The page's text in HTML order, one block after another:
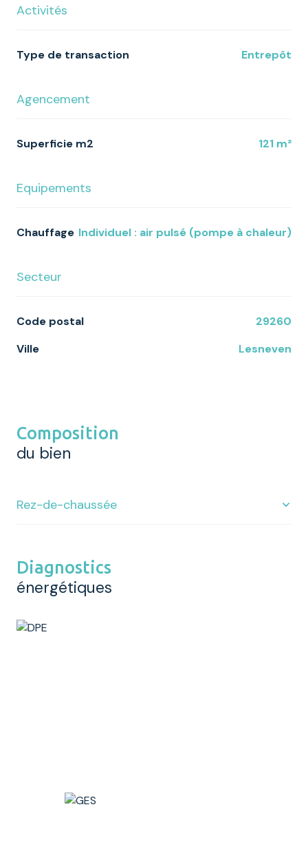
Activités
Type de transaction Entrepôt
Agencement
Superficie m2 121 m²
Equipements
Chauffage individuel : air pulsé (pompe à chaleur)
Secteur
Code postal
29260
Ville
Lesneven
Composition
du bien
Rez-de-chaussée
Dépôt
Diagnostics
énergétiques